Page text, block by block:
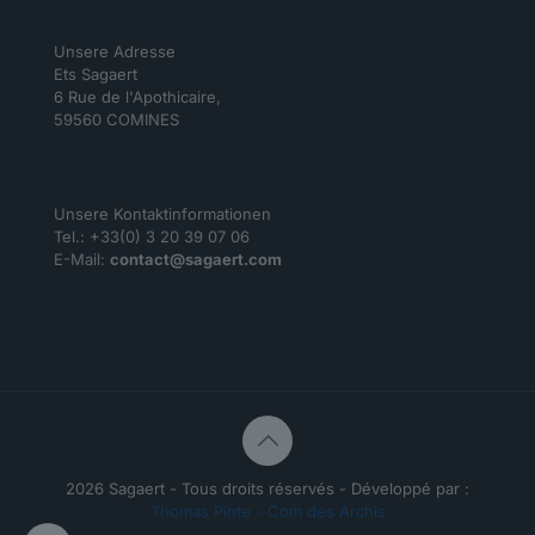
Unsere Adresse
Ets Sagaert
6 Rue de l'Apothicaire,
59560 COMINES
Unsere Kontaktinformationen
Tel.: +33(0) 3 20 39 07 06
E-Mail: contact@sagaert.com
2026 Sagaert - Tous droits réservés - Développé par :
Thomas Pinte - Com des Archis